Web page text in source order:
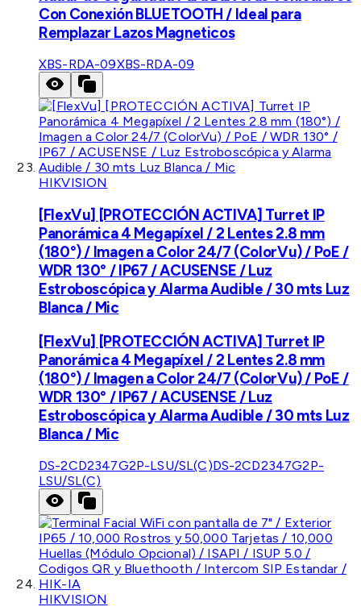
Con Conexión BLUETOOTH / Ideal para
Remplazar Lazos Magneticos
XBS-RDA-09XBS-RDA-09
HIKVISION
[FlexVu] [PROTECCIÓN ACTIVA] Turret IP
Panorámica 4 Megapíxel / 2 Lentes 2.8 mm
(180°) / Imagen a Color 24/7 (ColorVu) / PoE /
WDR 130° / IP67 / ACUSENSE / Luz
Estroboscópica y Alarma Audible / 30 mts Luz
Blanca / Mic
[FlexVu] [PROTECCIÓN ACTIVA] Turret IP
Panorámica 4 Megapíxel / 2 Lentes 2.8 mm
(180°) / Imagen a Color 24/7 (ColorVu) / PoE /
WDR 130° / IP67 / ACUSENSE / Luz
Estroboscópica y Alarma Audible / 30 mts Luz
Blanca / Mic
DS-2CD2347G2P-LSU/SL(C)DS-2CD2347G2P-
LSU/SL(C)
HIKVISION